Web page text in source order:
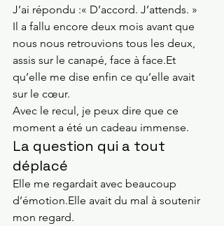
J’ai répondu :« D’accord. J’attends. »
Il a fallu encore deux mois avant que
nous nous retrouvions tous les deux,
assis sur le canapé, face à face.Et
qu’elle me dise enfin ce qu’elle avait
sur le cœur.
Avec le recul, je peux dire que ce
moment a été un cadeau immense.
La question qui a tout
déplacé
Elle me regardait avec beaucoup
d’émotion.Elle avait du mal à soutenir
mon regard.